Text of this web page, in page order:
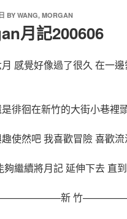
BY WANG, MORGAN
月記200606
感覺好像過了很久 在一
徘徊在新竹的大街小巷裡
使然吧 我喜歡冒險 喜歡
夠繼續將月記 延伸下去
新 竹